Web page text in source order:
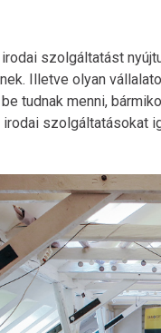
szolgáltatást
Illetve olyan
tudnak menni,
szolgáltatásokat